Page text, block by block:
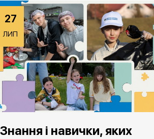
27
ЛИП
Знання і навички, яких